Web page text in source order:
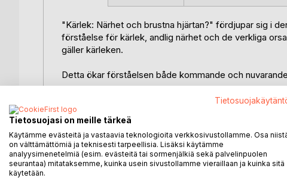
"Kärlek: Närhet och brustna hjärtan?" fördjupar sig i
förståelse för kärlek, andlig närhet och de verkliga
gäller kärleken.
Detta ökar förståelsen både kommande och
Förståelsen hjälper och befriar när förståelsen är
Med hjälpa av denna bok observerar vi vad kärlek i
seende av saken.
Boken strävar inte efter att behaga eller att vara
Tietosuojasi on meille tärkeä
Käytämme evästeitä ja vastaavia teknologioita verkkosivustollamme. Osa
on välttämättömiä ja teknisesti tarpeellisia. Lisäksi käytämme
analyysimenetelmiä (esim. evästeitä tai sormenjälkiä sekä palvelinpuolen
seurantaa) mitataksemme, kuinka usein sivustollamme vieraillaan ja kuinka sitä
käytetään.